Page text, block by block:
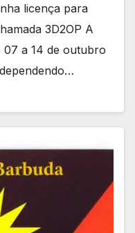
licença para
3D2OP A
a 14 de outubro